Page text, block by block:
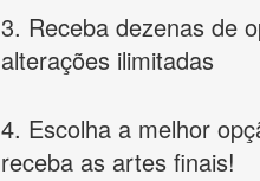
3. Receba dezenas de
alterações ilimitadas
4. Escolha a melhor
receba as artes finais!